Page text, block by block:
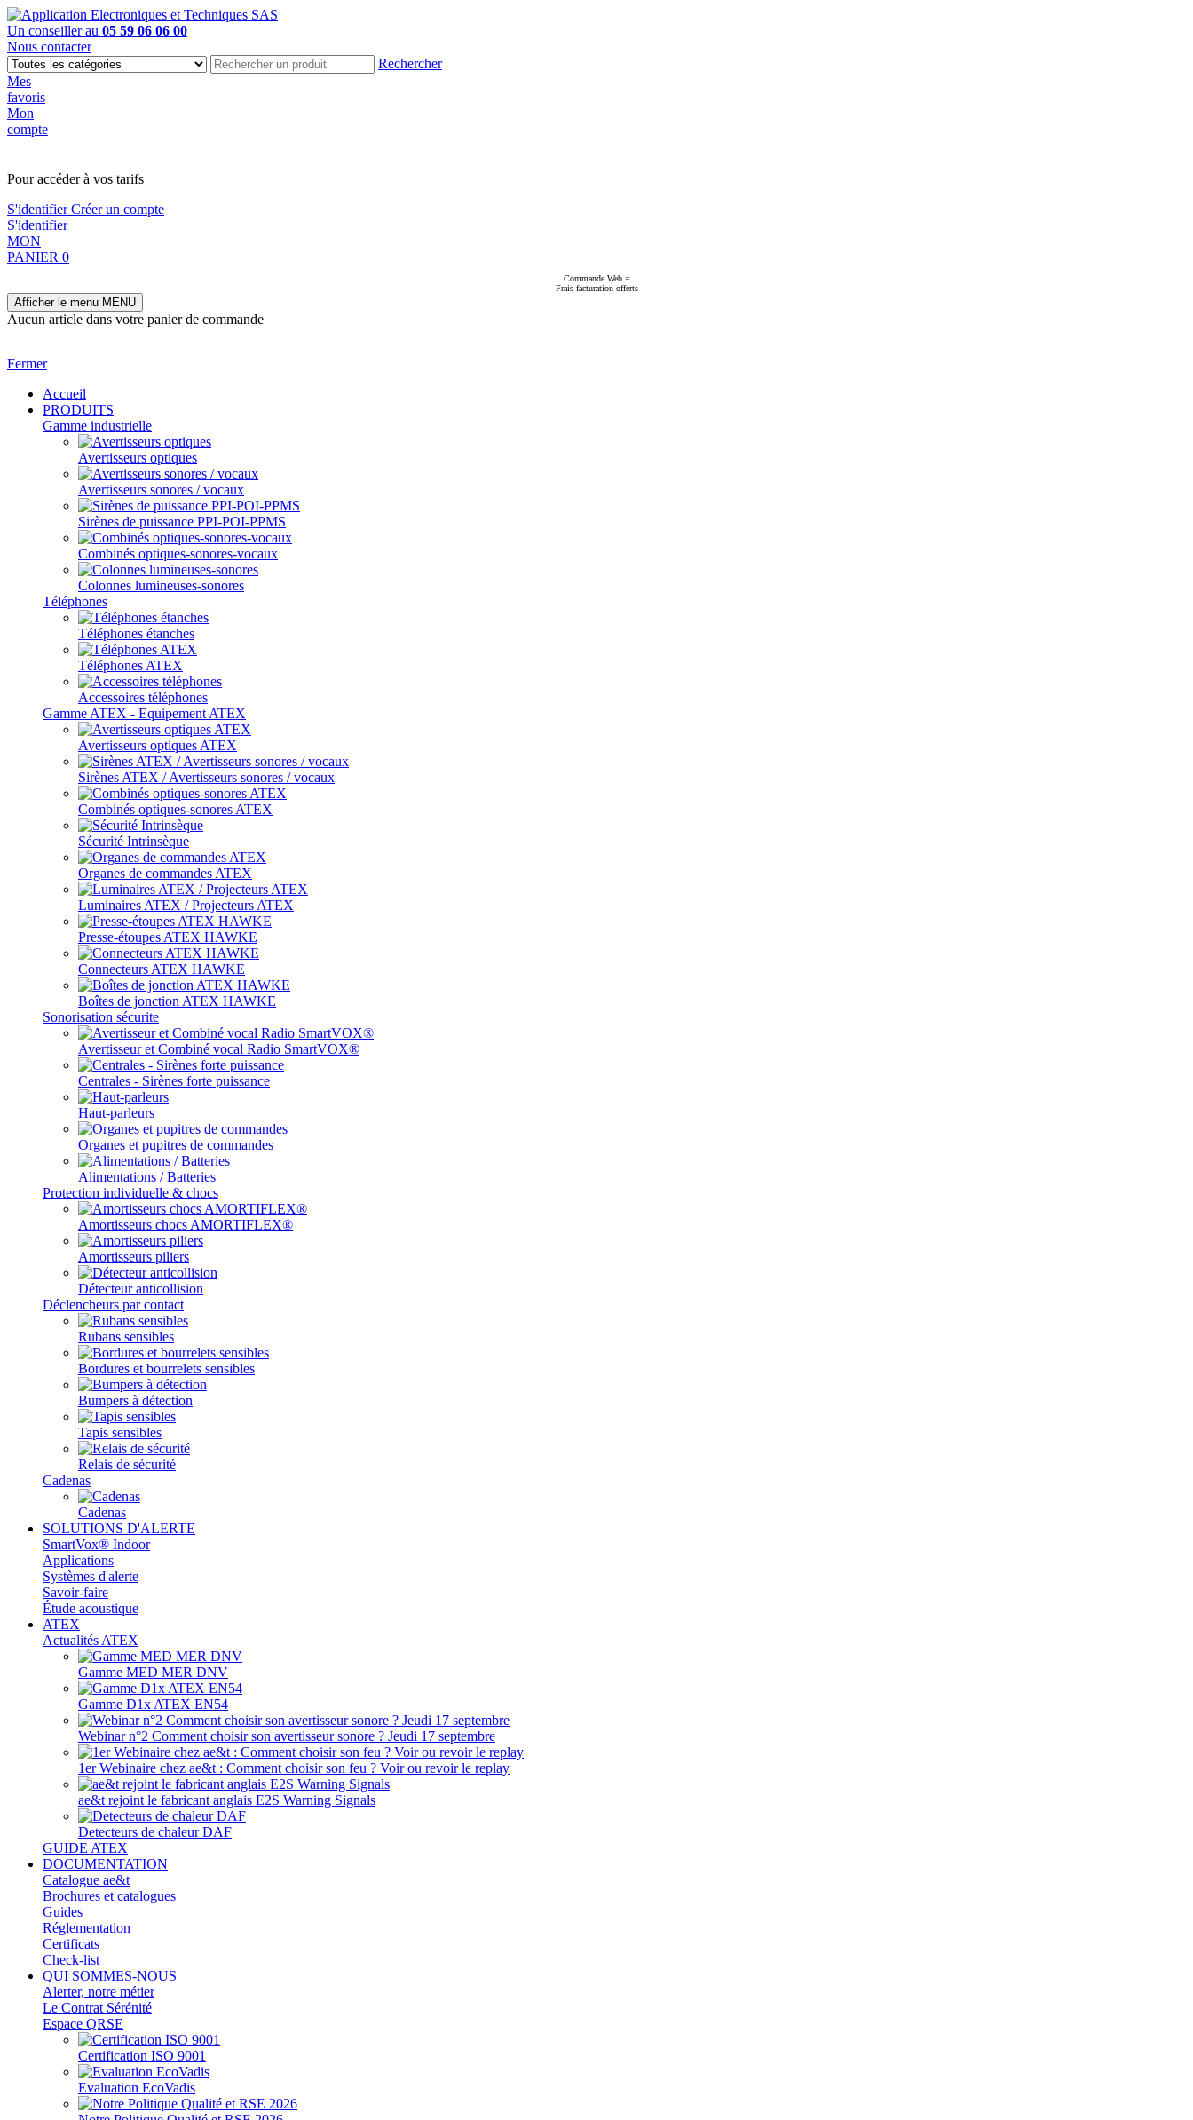
Un conseiller au 05 59 06 06 00
Nous contacter
Rechercher
Mes
favoris
Mon
compte
Pour accéder à vos tarifs
S'identifierCréer un compte
S'identifier
MON
PANIER 0
Commande Web =
Frais facturation offerts
Afficher le menu MENU
Aucun article dans votre panier de commande
Fermer
Accueil
PRODUITS
Gamme industrielle
Avertisseurs optiques
Avertisseurs sonores / vocaux
Sirènes de puissance PPI-POI-PPMS
Combinés optiques-sonores-vocaux
Colonnes lumineuses-sonores
Téléphones
Téléphones étanches
Téléphones ATEX
Accessoires téléphones
Gamme ATEX - Equipement ATEX
Avertisseurs optiques ATEX
Sirènes ATEX / Avertisseurs sonores / vocaux
Combinés optiques-sonores ATEX
Sécurité Intrinsèque
Organes de commandes ATEX
Luminaires ATEX / Projecteurs ATEX
Presse-étoupes ATEX HAWKE
Connecteurs ATEX HAWKE
Boîtes de jonction ATEX HAWKE
Sonorisation sécurite
Avertisseur et Combiné vocal Radio SmartVOX®
Centrales - Sirènes forte puissance
Haut-parleurs
Organes et pupitres de commandes
Alimentations / Batteries
Protection individuelle & chocs
Amortisseurs chocs AMORTIFLEX®
Amortisseurs piliers
Détecteur anticollision
Déclencheurs par contact
Rubans sensibles
Bordures et bourrelets sensibles
Bumpers à détection
Tapis sensibles
Relais de sécurité
Cadenas
Cadenas
SOLUTIONS D'ALERTE
SmartVox® Indoor
Applications
Systèmes d'alerte
Savoir-faire
Étude acoustique
ATEX
Actualités ATEX
Gamme MED MER DNV
Gamme D1x ATEX EN54
Webinar n°2 Comment choisir son avertisseur sonore ? Jeudi 17 septembre
1er Webinaire chez ae&t : Comment choisir son feu ? Voir ou revoir le replay
ae&t rejoint le fabricant anglais E2S Warning Signals
Detecteurs de chaleur DAF
GUIDE ATEX
DOCUMENTATION
Catalogue ae&t
Brochures et catalogues
Guides
Réglementation
Certificats
Check-list
QUI SOMMES-NOUS
Alerter, notre métier
Le Contrat Sérénité
Espace QRSE
Certification ISO 9001
Evaluation EcoVadis